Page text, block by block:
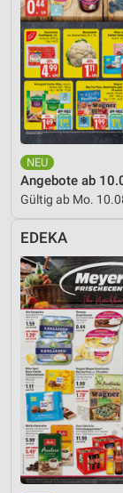
Angebote ab
Gültig ab Mo.
EDEKA